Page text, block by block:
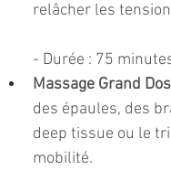
relâcher les
- Durée : 75
Massage Grand Dos
des épaules, des
deep tissue ou le
mobilité.